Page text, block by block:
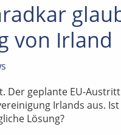
von Irland
Der geplante EU-
Irlands aus.
Lösung?